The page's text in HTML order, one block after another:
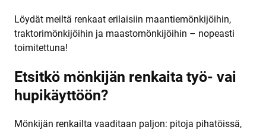
Löydät meiltä renkaat erilaisiin maantiemönkijöihin,
traktorimönkijöihin ja maastomönkijöihin – nopeasti
toimitettuna!
Etsitkö mönkijän renkaita työ- vai
hupikäyttöön?
Mönkijän renkailta vaaditaan paljon: pitoja pihatöissä,